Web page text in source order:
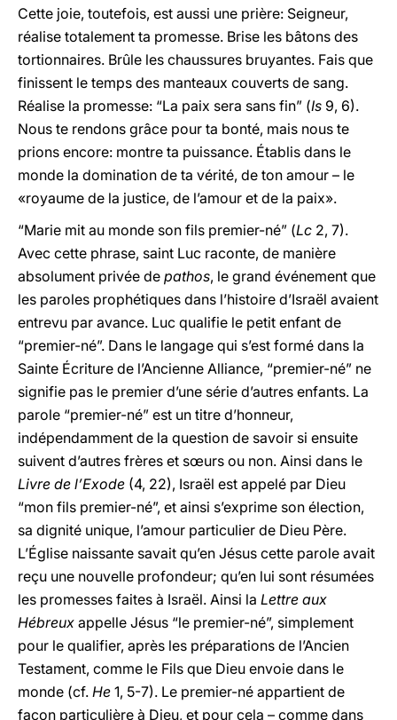
Cette joie, toutefois, est aussi une prière: Seigneur,
réalise totalement ta promesse. Brise les bâtons des
tortionnaires. Brûle les chaussures bruyantes. Fais que
finissent le temps des manteaux couverts de sang.
Réalise la promesse: “La paix sera sans fin” (Is 9, 6).
Nous te rendons grâce pour ta bonté, mais nous te
prions encore: montre ta puissance. Établis dans le
monde la domination de ta vérité, de ton amour – le
«royaume de la justice, de l’amour et de la paix».
“Marie mit au monde son fils premier-né” (Lc 2, 7).
Avec cette phrase, saint Luc raconte, de manière
absolument privée de pathos, le grand événement que
les paroles prophétiques dans l’histoire d’Israël avaient
entrevu par avance. Luc qualifie le petit enfant de
“premier-né”. Dans le langage qui s’est formé dans la
Sainte Écriture de l’Ancienne Alliance, “premier-né” ne
signifie pas le premier d’une série d’autres enfants. La
parole “premier-né” est un titre d’honneur,
indépendamment de la question de savoir si ensuite
suivent d’autres frères et sœurs ou non. Ainsi dans le
Livre de l’Exode (4, 22), Israël est appelé par Dieu
“mon fils premier-né”, et ainsi s’exprime son élection,
sa dignité unique, l’amour particulier de Dieu Père.
L’Église naissante savait qu’en Jésus cette parole avait
reçu une nouvelle profondeur; qu’en lui sont résumées
les promesses faites à Israël. Ainsi la Lettre aux
Hébreux appelle Jésus “le premier-né”, simplement
pour le qualifier, après les préparations de l’Ancien
Testament, comme le Fils que Dieu envoie dans le
monde (cf. He 1, 5-7). Le premier-né appartient de
façon particulière à Dieu, et pour cela – comme dans